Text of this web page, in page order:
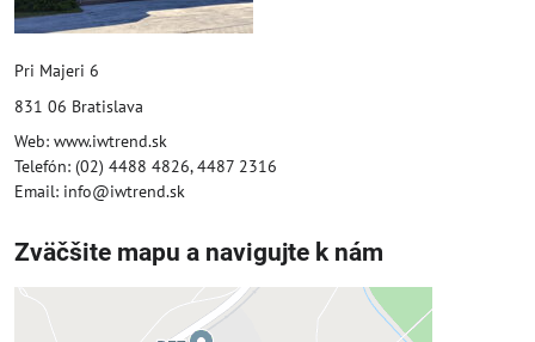
Pri Majeri 6
831 06 Bratislava
Web: www.iwtrend.sk
Telefón: (02) 4488 4826, 4487 2316
Email: info@iwtrend.sk
Zväčšite mapu a navigujte k nám